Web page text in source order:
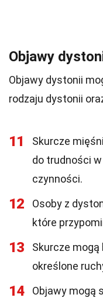
Objawy
Objawy dystonii
rodzaju dystonii
11
Skurcze
do trudności
czynności.
12
Osoby z
które
13
Skurcze mogą
określone
14
Objawy mogą